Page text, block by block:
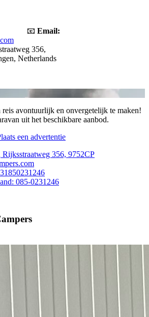
📧 Email:
356,
Netherlands
reis avontuurlijk en onvergetelijk te maken!
uit het beschikbare aanbod.
een advertentie
Rijksstraatweg 356, 9752CP
085-0231246